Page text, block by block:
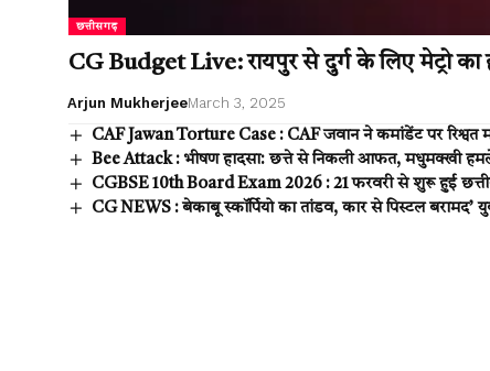
छत्तीसगढ़
CG Budget Live: रायपुर से दुर्ग के लिए मेट्रो का
Arjun MukherjeeMarch 3, 2025
CAF Jawan Torture Case : CAF जवान ने कमांडेंट पर रिश्वत
Bee Attack : भीषण हादसा: छत्ते से निकली आफत, मधुमक्खी हमले
CGBSE 10th Board Exam 2026 : 21 फरवरी से शुरू हुई
CG NEWS : बेकाबू स्कॉर्पियो का तांडव, कार से पिस्टल बरामद’